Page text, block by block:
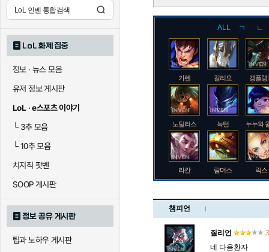
LoL 화제 집중
정보 · 뉴스 모음
유저 정보 게시판
LoL · e스포츠 이야기
└3추 모음
└10추 모음
치지직 팟벤
SOOP 게시판
정보 공유 게시판
팁과 노하우 게시판
ALL ㄱ ㄴ
가렌 갈리오 갱플랭
노틸러스 녹턴 누누와
라칸 람머스 럭스
챔피언
질리언
네 다음환자